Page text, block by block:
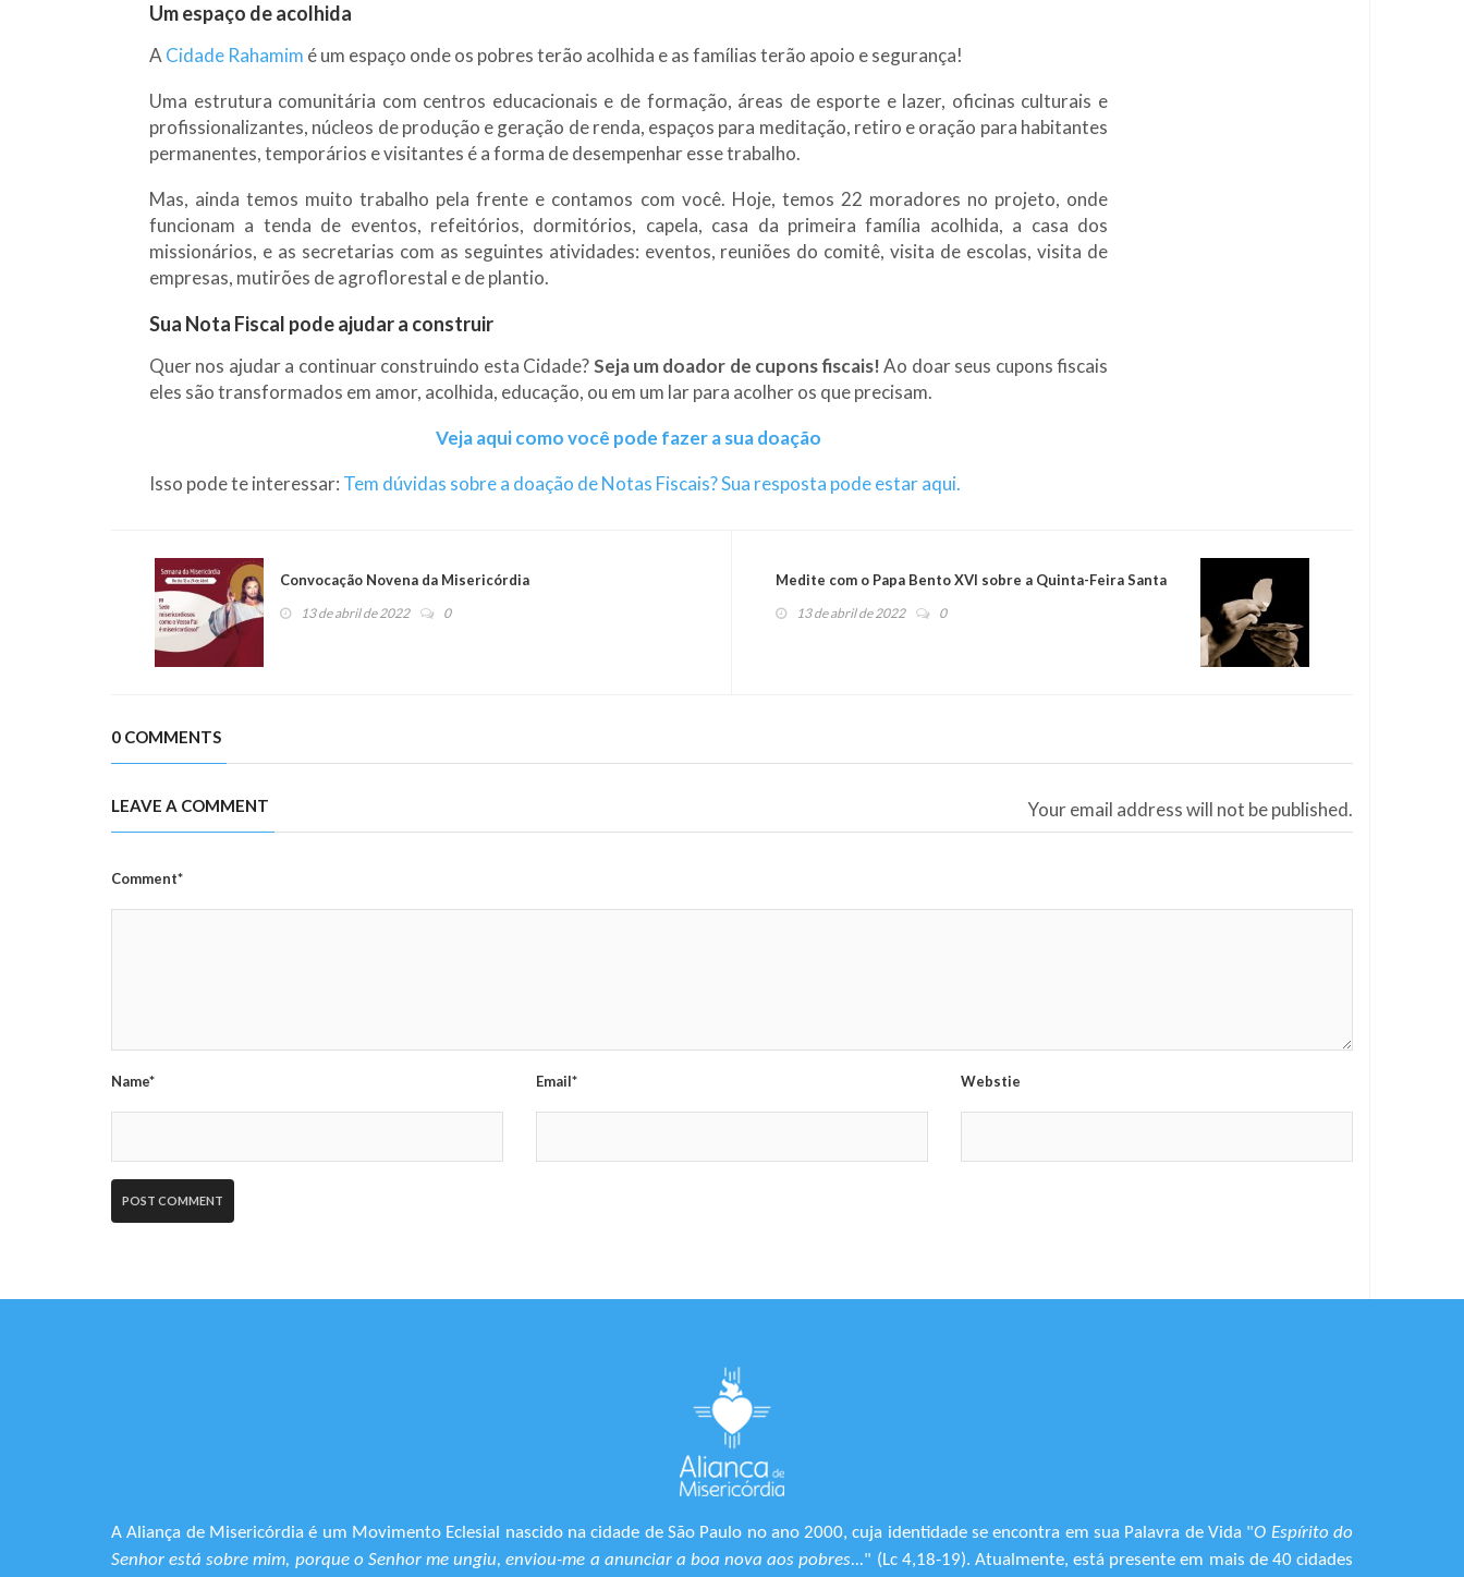
Um espaço de acolhida
A Cidade Rahamim é um espaço onde os pobres terão acolhida e as famílias terão apoio e segurança!
Uma estrutura comunitária com centros educacionais e de formação, áreas de esporte e lazer, oficinas culturais e
profissionalizantes, núcleos de produção e geração de renda, espaços para meditação, retiro e oração para habitantes
permanentes, temporários e visitantes é a forma de desempenhar esse trabalho.
Mas, ainda temos muito trabalho pela frente e contamos com você. Hoje, temos 22 moradores no projeto, onde
funcionam a tenda de eventos, refeitórios, dormitórios, capela, casa da primeira família acolhida, a casa dos
missionários, e as secretarias com as seguintes atividades: eventos, reuniões do comitê, visita de escolas, visita de
empresas, mutirões de agroflorestal e de plantio.
Sua Nota Fiscal pode ajudar a construir
Quer nos ajudar a continuar construindo esta Cidade?Seja um doador de cupons fiscais!Ao doar seus cupons fiscais
eles são transformados em amor, acolhida, educação, ou em um lar para acolher os que precisam.
Veja aqui como você pode fazer a sua doação
Isso pode te interessar: Tem dúvidas sobre a doação de Notas Fiscais? Sua resposta pode estar aqui.
Convocação Novena da Misericórdia
13 de abril de 2022 0
Medite com o Papa Bento XVI sobre a Quinta-Feira Santa
13 de abril de 2022 0
0 COMMENTS
LEAVE A COMMENT Your email address will not be published.
Comment*
Name* Email* Webstie
A Aliança de Misericórdia é um Movimento Eclesial nascido na cidade de São Paulo no ano 2000, cuja identidade se encontra em sua Palavra de Vida "O Espírito do
Senhor está sobre mim, porque o Senhor me ungiu, enviou-me a anunciar a boa nova aos pobres..." (Lc 4,18-19). Atualmente, está presente em mais de 40 cidades